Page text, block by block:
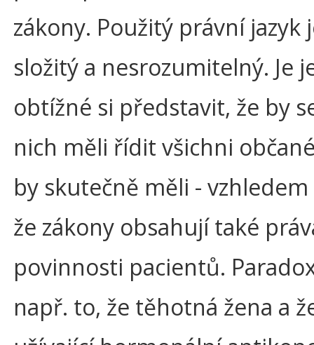
zákony. Použitý právní jazyk
složitý a nesrozumitelný. Je
obtížné si představit, že by
nich měli řídit všichni
by skutečně měli -
že zákony obsahují také
povinnosti pacientů.
např. to, že těhotná žena a